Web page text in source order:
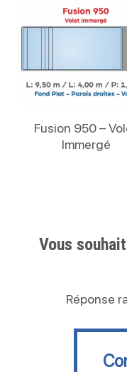
Fusion 950 –
Immergé
Vous
Réponse
Contactez